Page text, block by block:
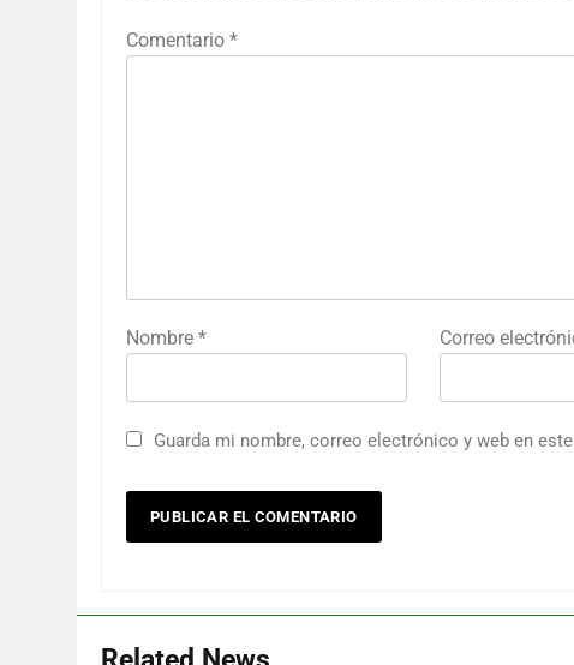
Comentario *
Nombre * Correo
Guarda mi nombre, correo electrónico y web en